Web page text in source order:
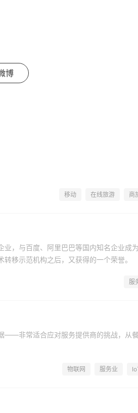
博
移动 在线旅游 商
，与百度、阿里巴巴等国内知名企业成
移示范机构之后，又获得的一个荣誉。
服
——非常适合应对服务提供商的挑战，从
物联网 服务业